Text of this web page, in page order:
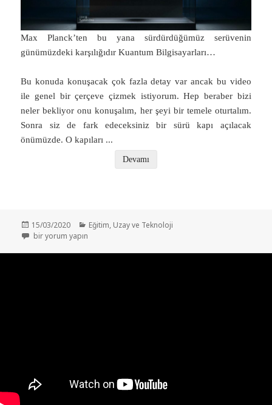
Max Planck’ten bu yana sürdürdüğümüz serüvenin
günümüzdeki karşılığıdır Kuantum Bilgisayarları…
Bu konuda konuşacak çok fazla detay var ancak bu video
ile genel bir çerçeve çizmek istiyorum. Hep beraber bizi
neler bekliyor onu konuşalım, her şeyi bir temele oturtalım.
Sonra siz de fark edeceksiniz bir sürü kapı açılacak
önümüzde. O kapıları ...
Devamı
Yayın
tarihi
15/03/2020 Kategoriler
Eğitim, Uzay ve Teknoloji
KUANTUM BİLGİSAYARLARI: Sınırsız Gücün Anahtarı için
bir yorum yapın